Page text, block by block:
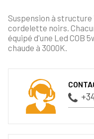
Suspension à structure
cordelette noirs.
équipé d'une Led COB
chaude à 3000K.